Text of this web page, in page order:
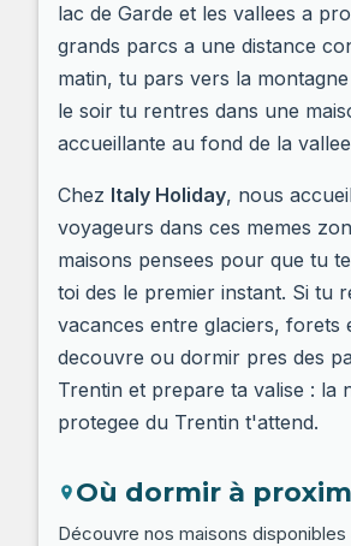
lac de Garde et les vallees a
grands parcs a une distance
matin, tu pars vers la
le soir tu rentres dans une
accueillante au fond de la
Chez Italy Holiday, nous
voyageurs dans ces memes
maisons pensees pour que tu
toi des le premier instant. Si tu
vacances entre glaciers, forets
decouvre ou dormir pres des
Trentin et prepare ta valise : la
protegee du Trentin t'attend.
Où dormir à
Découvre nos maisons disponibles